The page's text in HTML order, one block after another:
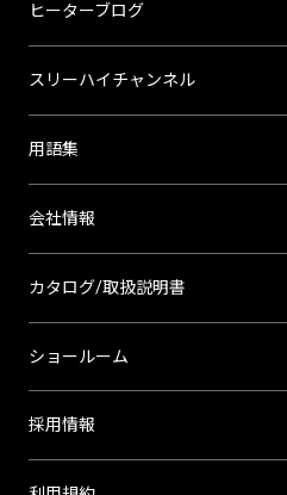
ヒーターブログ
スリーハイチャンネル
用語集
会社情報
カタログ/取扱説明書
ショールーム
採用情報